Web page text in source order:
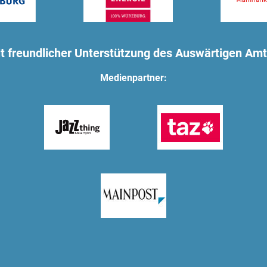
freundlicher Unterstützung des Auswärtigen
Medienpartner: